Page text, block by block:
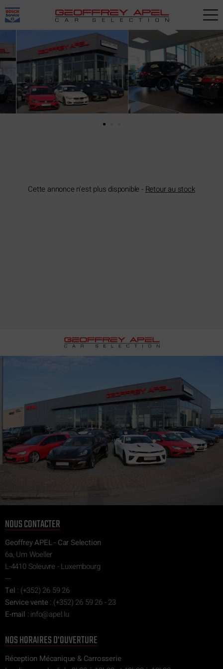
Cette annonce n'est plus disponible - Retour au stock
NOUS CONTACTER
Geoffrey APEL - Car Selection
6a, Um Woeller
L-4410 Soleuvre - Luxembourg
---
Tel : (+352) 26 59 26
Service vente: (+352) 26 59 26 - 23
E-mail : ul.l
epa@of
ni
NOS HORAIRES D'OUVERTURE
Réception Mécanique & Carrosserie